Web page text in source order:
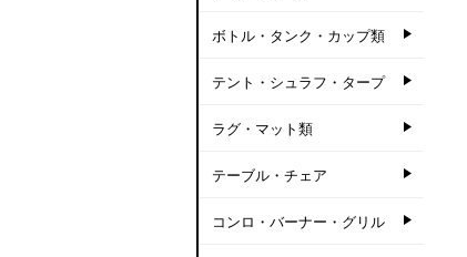
ボトル・タンク・カップ類
テント・シュラフ・タープ
ラグ・マット類
テーブル・チェア
コンロ・バーナー・グリル